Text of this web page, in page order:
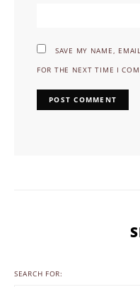
SAVE MY NAME,
FOR THE NEXT TIME I
SEARCH FOR: